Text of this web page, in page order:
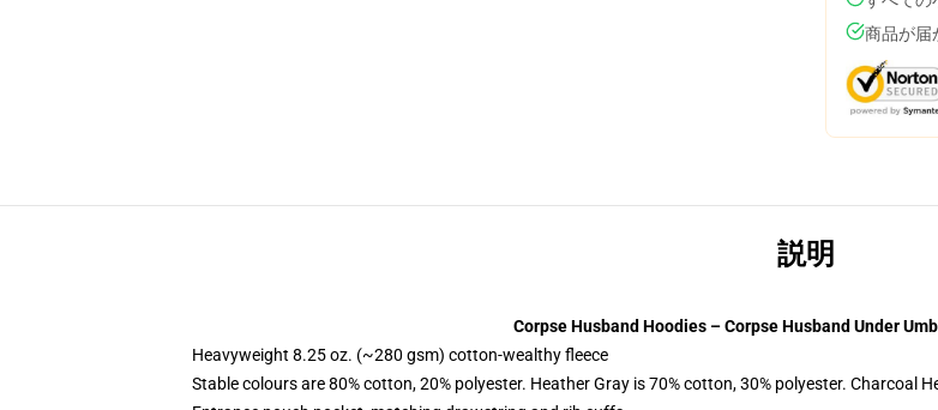
商品が届
説明
Corpse Husband Hoodies – Corpse Husband Under
Heavyweight 8.25 oz. (~280 gsm) cotton-wealthy fleece
Stable colours are 80% cotton, 20% polyester. Heather Gray is 70% cotton, 30% polyester. Charcoal